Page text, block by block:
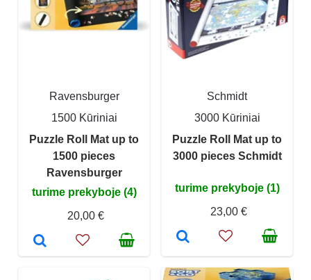
Ravensburger
1500 Kūriniai
Puzzle Roll Mat up to
1500 pieces
Ravensburger
turime prekyboje (4)
20,00 €
Schmidt
3000 Kūriniai
Puzzle Roll Mat up to
3000 pieces Schmidt
turime prekyboje (1)
23,00 €